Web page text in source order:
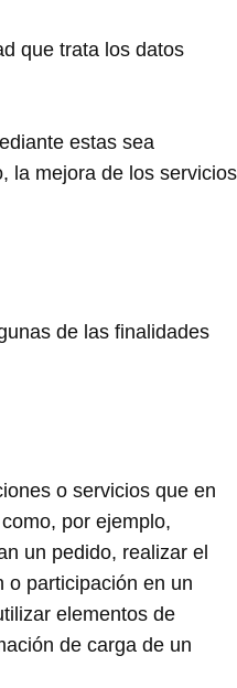
que trata los datos
estas sea
la mejora de los servicios
de las finalidades
o servicios que en
por ejemplo,
un pedido, realizar el
o participación en un
elementos de
de carga de un